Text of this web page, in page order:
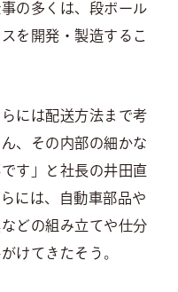
の多くは、段ボール
を開発・製造するこ
には配送方法まで考
、その内部の細かな
す」と社長の井田直
には、自動車部品や
どの組み立てや仕分
けてきたそう。